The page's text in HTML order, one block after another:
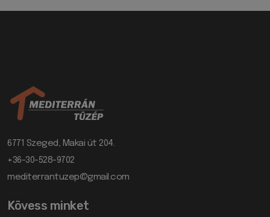
6771 Szeged, Makai út 204.
+36-30-528-9702
mediterrantuzep@gmail.com
Kövess minket